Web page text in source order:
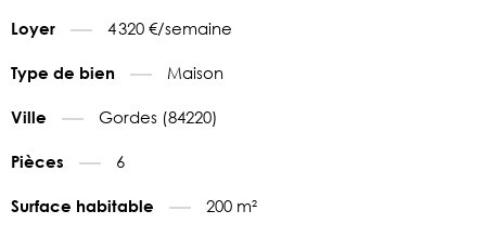
Loyer 4 320 €/semaine
Type de bien Maison
Ville Gordes (84220)
Pièces 6
Surface habitable 200 m²